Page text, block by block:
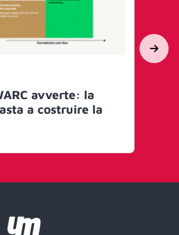
avverte: la
a costruire la